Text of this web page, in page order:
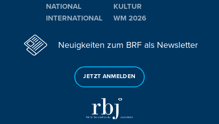
NATIONAL
INTERNATIONAL
KULTUR
WM 2026
Neuigkeiten zum BRF als Newsletter
JETZT ANMELDEN